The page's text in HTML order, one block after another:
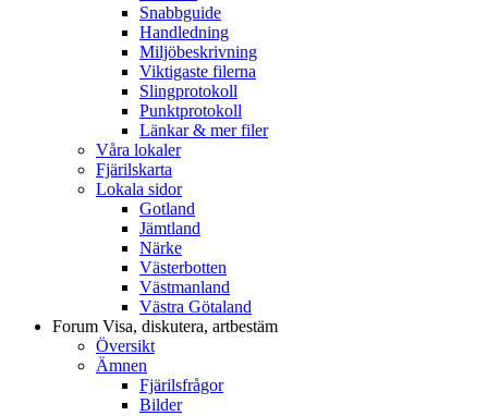
Snabbguide
Handledning
Miljöbeskrivning
Viktigaste filerna
Slingprotokoll
Punktprotokoll
Länkar & mer filer
Våra lokaler
Fjärilskarta
Lokala sidor
Gotland
Jämtland
Närke
Västerbotten
Västmanland
Västra Götaland
Forum Visa, diskutera, artbestäm
Översikt
Ämnen
Fjärilsfrågor
Bilder